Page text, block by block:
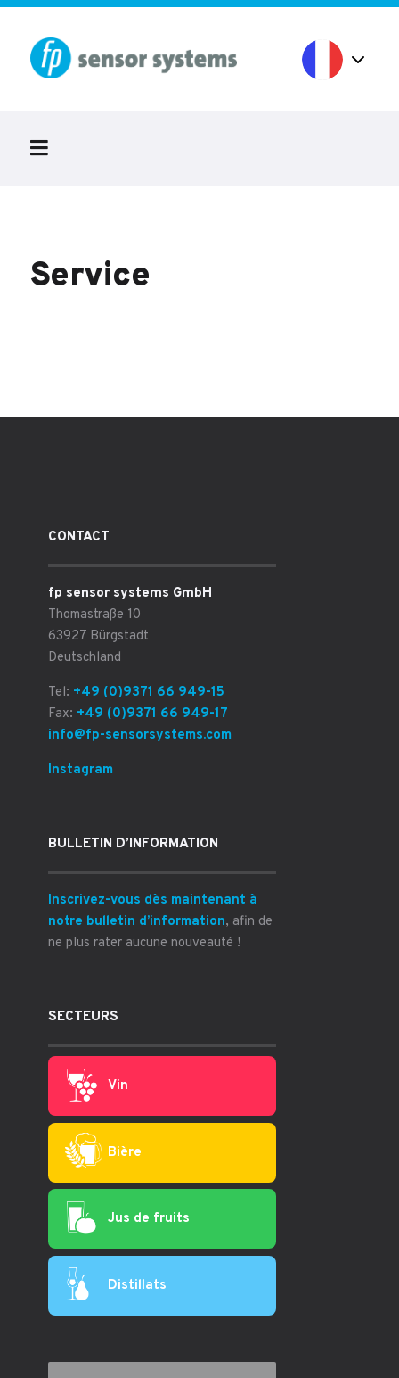
Service
CONTACT
fp sensor systems GmbH
Thomastraße 10
63927 Bürgstadt
Deutschland
Tel: +49 (0)9371 66 949-15
Fax: +49 (0)9371 66 949-17
info@fp-sensorsystems.com
Instagram
BULLETIN D’INFORMATION
Inscrivez-vous dès maintenant à
notre bulletin d’information, afin de
ne plus rater aucune nouveauté !
SECTEURS
Vin
Bière
Jus de fruits
Distillats